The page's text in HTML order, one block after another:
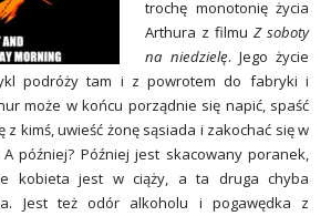
trochę monotonię życia
Arthura z filmuZ soboty
na niedzielę. Jego życie
podróży tam i z powrotem do fabryki i
może w końcu porządnie się napić, spaść
z kimś, uwieść żonę sąsiada i zakochać się w
później? Później jest skacowany poranek,
kobieta jest w ciąży, a ta druga chyba
Jest też odór alkoholu i pogawędka z